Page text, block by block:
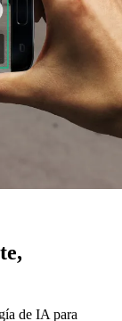
de IA para